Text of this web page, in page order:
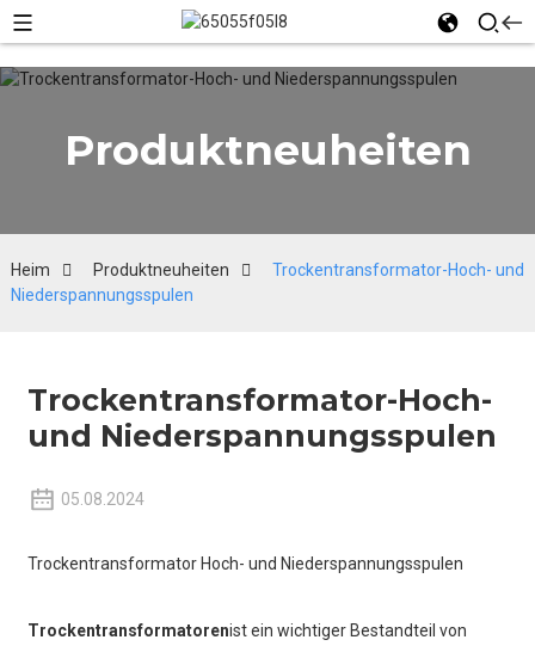
Produktneuheiten
Heim Produktneuheiten
Trockentransformator-Hoch- und
Niederspannungsspulen
Trockentransformator-Hoch-
und Niederspannungsspulen
05.08.2024
Trockentransformator Hoch- und Niederspannungsspulen
Trockentransformatorenist ein wichtiger Bestandteil von